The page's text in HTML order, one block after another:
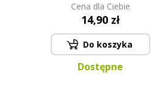
Cena dla Ciebie
14,90 zł
Do koszyka
Dostępne